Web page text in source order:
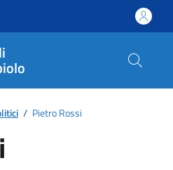
/ Pietro Rossi